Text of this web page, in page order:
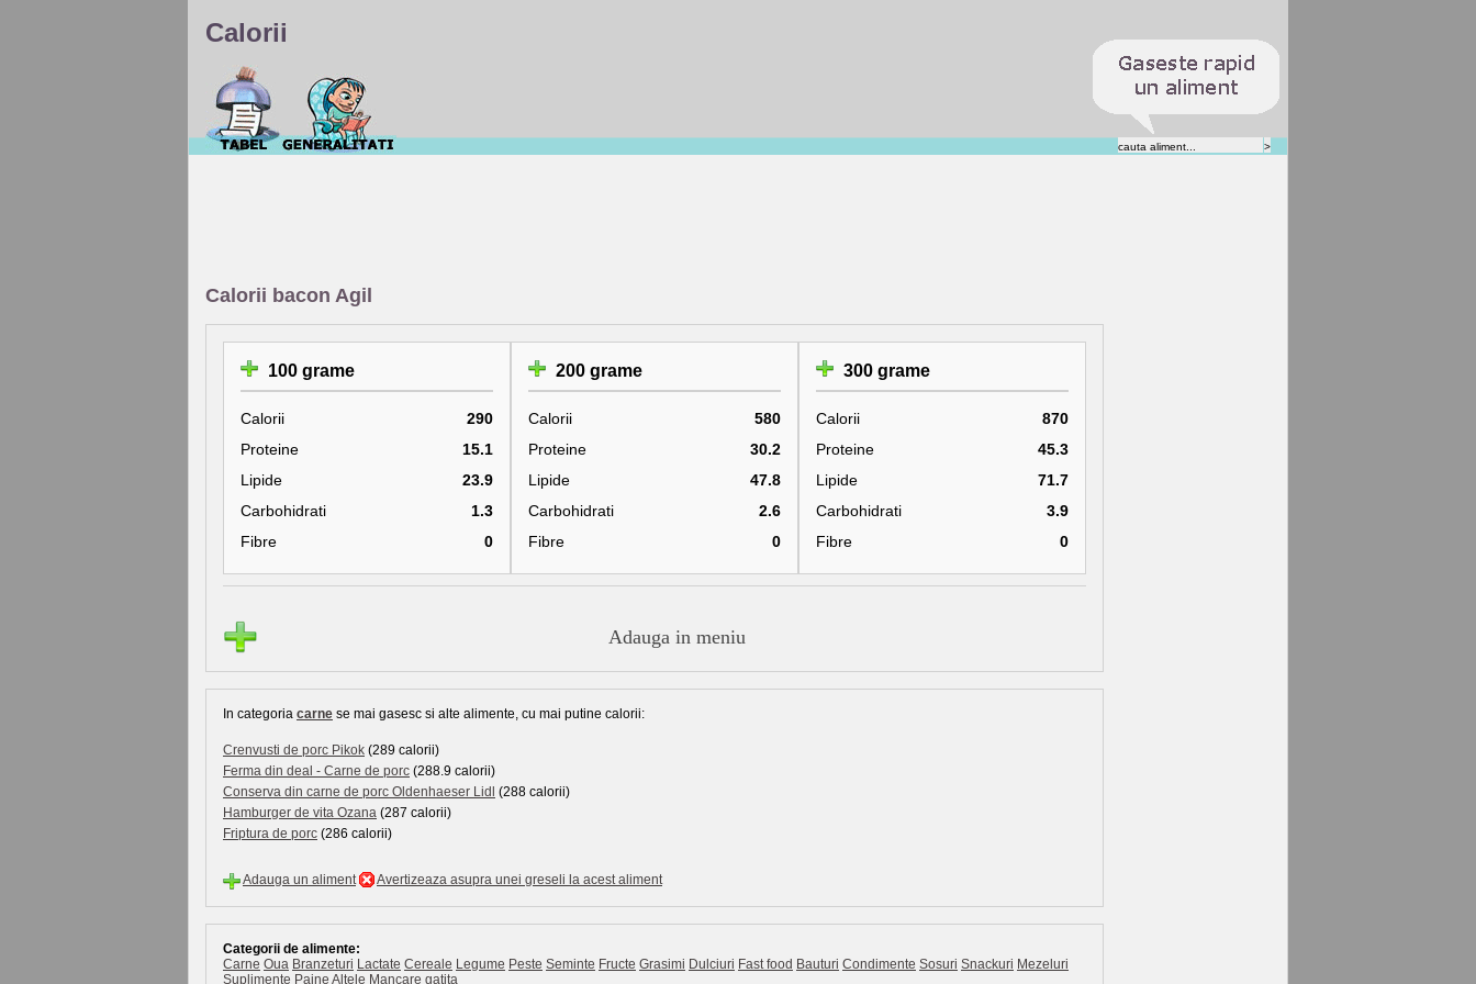
Calorii
Calorii bacon Agil
100 grame
Calorii
290
Proteine
15.1
Lipide
23.9
Carbohidrati
1.3
Fibre
0
200 grame
Calorii
580
Proteine
30.2
Lipide
47.8
Carbohidrati
2.6
Fibre
0
300 grame
Calorii
870
Proteine
45.3
Lipide
71.7
Carbohidrati
3.9
Fibre
0
Adauga in meniu
In categoria carne se mai gasesc si alte alimente, cu mai putine calorii:
Crenvusti de porc Pikok (289 calorii)
Ferma din deal - Carne de porc (288.9 calorii)
Conserva din carne de porc Oldenhaeser Lidl (288 calorii)
Hamburger de vita Ozana (287 calorii)
Friptura de porc (286 calorii)
Adauga un aliment Avertizeaza asupra unei greseli la acest aliment
Categorii de alimente:
Carne Oua Branzeturi Lactate Cereale Legume Peste Seminte Fructe Grasimi Dulciuri Fast food Bauturi Condimente Sosuri Snackuri Mezeluri
Suplimente Paine Altele Mancare gatita